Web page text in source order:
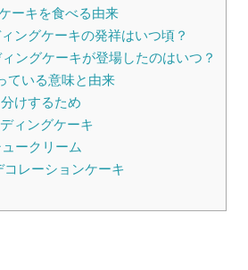
ーキを食べる由来
ングケーキの発祥はいつ頃？
ングケーキが登場したのはいつ？
ている意味と由来
けするため
ィングケーキ
ークリーム
コレーションケーキ